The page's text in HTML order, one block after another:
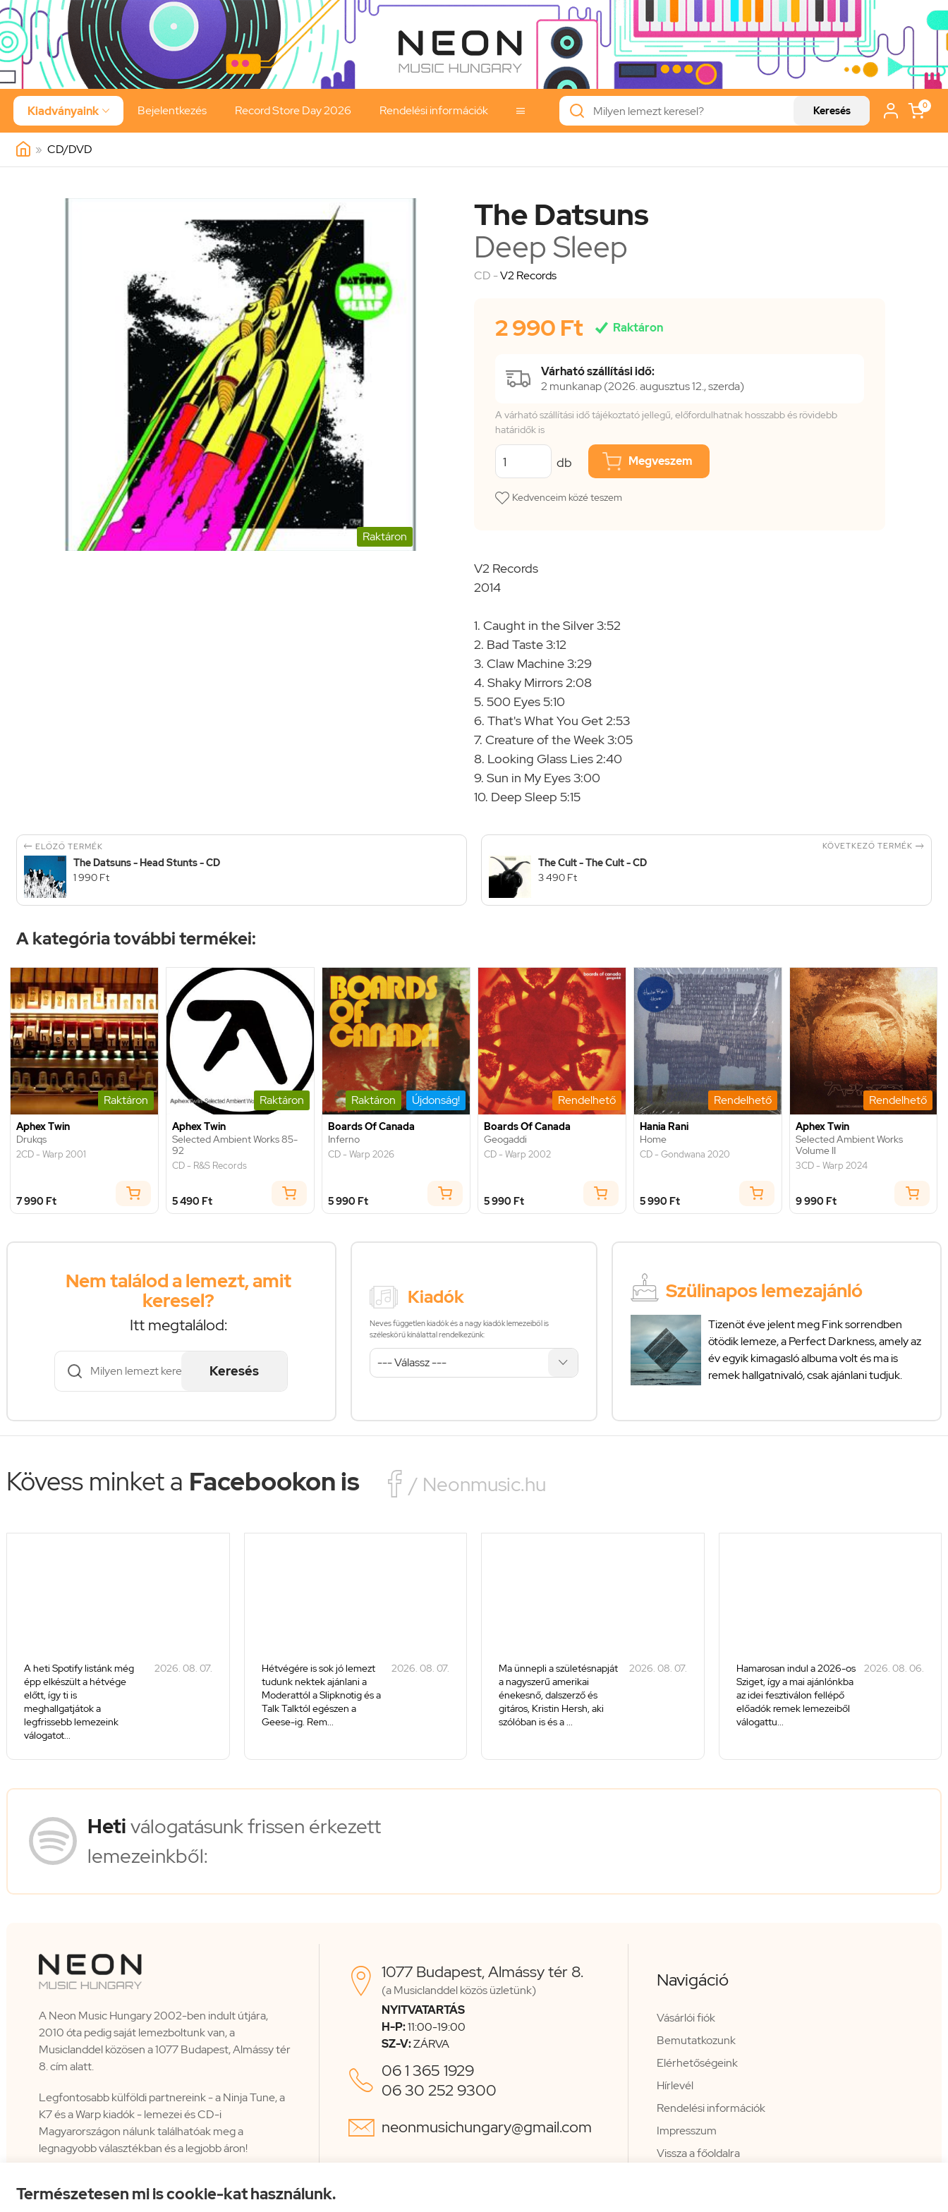
Természetesen mi is cookie-kat használunk.
Kiadványaink  Bejelentkezés Record Store Day 2026 Rendelési információk  Keresés 0
» CD/DVD
Raktáron
The Datsuns
Deep Sleep
CD -V2 Records
2 990 Ft  Raktáron
Várható szállítási idő:
2 munkanap (2026. augusztus 12., szerda)
A várható szállítási idő tájékoztató jellegű, előfordulhatnak hosszabb és rövidebb
határidők is
db Megveszem
Kedvenceim közé teszem
V2 Records
2014
1. Caught in the Silver 3:52
2. Bad Taste 3:12
3. Claw Machine 3:29
4. Shaky Mirrors 2:08
5. 500 Eyes 5:10
6. That's What You Get 2:53
7. Creature of the Week 3:05
8. Looking Glass Lies 2:40
9. Sun in My Eyes 3:00
10. Deep Sleep 5:15
 ELŐZŐ TERMÉK
The Datsuns - Head Stunts - CD
1 990 Ft
KÖVETKEZŐ TERMÉK 
The Cult - The Cult - CD
3 490 Ft
A kategória további termékei:
Raktáron
Aphex Twin
Drukqs
2CD - Warp 2001
7 990 Ft
Raktáron
Aphex Twin
Selected Ambient Works 85-
92
CD - R&S Records
5 490 Ft
Raktáron Újdonság!
Boards Of Canada
Inferno
CD - Warp 2026
5 990 Ft
Rendelhető
Boards Of Canada
Geogaddi
CD - Warp 2002
5 990 Ft
Rendelhető
Hania Rani
Home
CD - Gondwana 2020
5 990 Ft
Rendelhető
Aphex Twin
Selected Ambient Works
Volume II
3CD - Warp 2024
9 990 Ft
Nem találod a lemezt, amit
keresel?
Itt megtalálod:
Keresés
Kiadók
Neves független kiadók és a nagy kiadók lemezeiből is
széleskörű kínálattal rendelkezünk:
Szülinapos lemezajánló
Tizenöt éve jelent meg Fink sorrendben
ötödik lemeze, a Perfect Darkness, amely az
év egyik kimagasló albuma volt és ma is
remek hallgatnivaló, csak ajánlani tudjuk.
Kövess minket a Facebookon is  / Neonmusic.hu
A heti Spotify listánk még
épp elkészült a hétvége
előtt, így ti is
meghallgatjátok a
legfrissebb lemezeink
válogatot...
2026. 08. 07.
Hétvégére is sok jó lemezt
tudunk nektek ajánlani a
Moderattól a Slipknotig és a
Talk Talktól egészen a
Geese-ig. Rem...
2026. 08. 07.
Ma ünnepli a születésnapját
a nagyszerű amerikai
énekesnő, dalszerző és
gitáros, Kristin Hersh, aki
szólóban is és a ...
2026. 08. 07.
Hamarosan indul a 2026-os
Sziget, így a mai ajánlónkba
az idei fesztiválon fellépő
előadók remek lemezeiből
válogattu...
2026. 08. 06.
Hetiválogatásunk frissen érkezett
lemezeinkből:
A Neon Music Hungary 2002-ben indult útjára,
2010 óta pedig saját lemezboltunk van, a
Musiclanddel közösen a 1077 Budapest, Almássy tér
8. cím alatt.
Legfontosabb külföldi partnereink - a Ninja Tune, a
K7 és a Warp kiadók - lemezei és CD-i
Magyarországon nálunk találhatóak meg a
legnagyobb választékban és a legjobb áron!
 1077 Budapest, Almássy tér 8.
(a Musiclanddel közös üzletünk)
NYITVATARTÁS
H-P:11:00-19:00
SZ-V:ZÁRVA
 06 1 365 1929
06 30 252 9300
 neonmusichungary@gmail.com
Navigáció
Vásárlói fiók
Bemutatkozunk
Elérhetőségeink
Hírlevél
Rendelési információk
Impresszum
Vissza a főoldalra